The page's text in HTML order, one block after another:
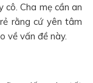
cô. Cha mẹ cần an
rằng cứ yên tâm
về vấn đề này.